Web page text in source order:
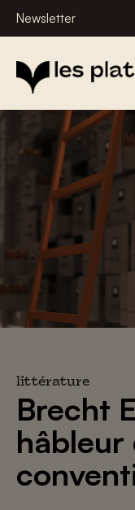
Newsletter
littérature
Brecht
hâbleur